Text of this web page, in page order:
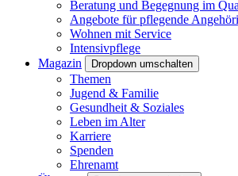
Beratung und Begegnung im
Angebote für pflegende
Wohnen mit Service
Intensivpflege
Magazin
Dropdown umschalten
Themen
Jugend & Familie
Gesundheit & Soziales
Leben im Alter
Karriere
Spenden
Ehrenamt